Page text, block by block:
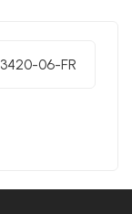
3420-06-FR